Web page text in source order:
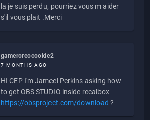
la je suis perdu, pourriez vous m aider
s'il vous plait .Merci
gameroreocookie2
7 MONTHS AGO
HI CEP I'm Jameel Perkins asking how
to get OBS STUDIO inside recalbox
https://obsproject.com/download ?